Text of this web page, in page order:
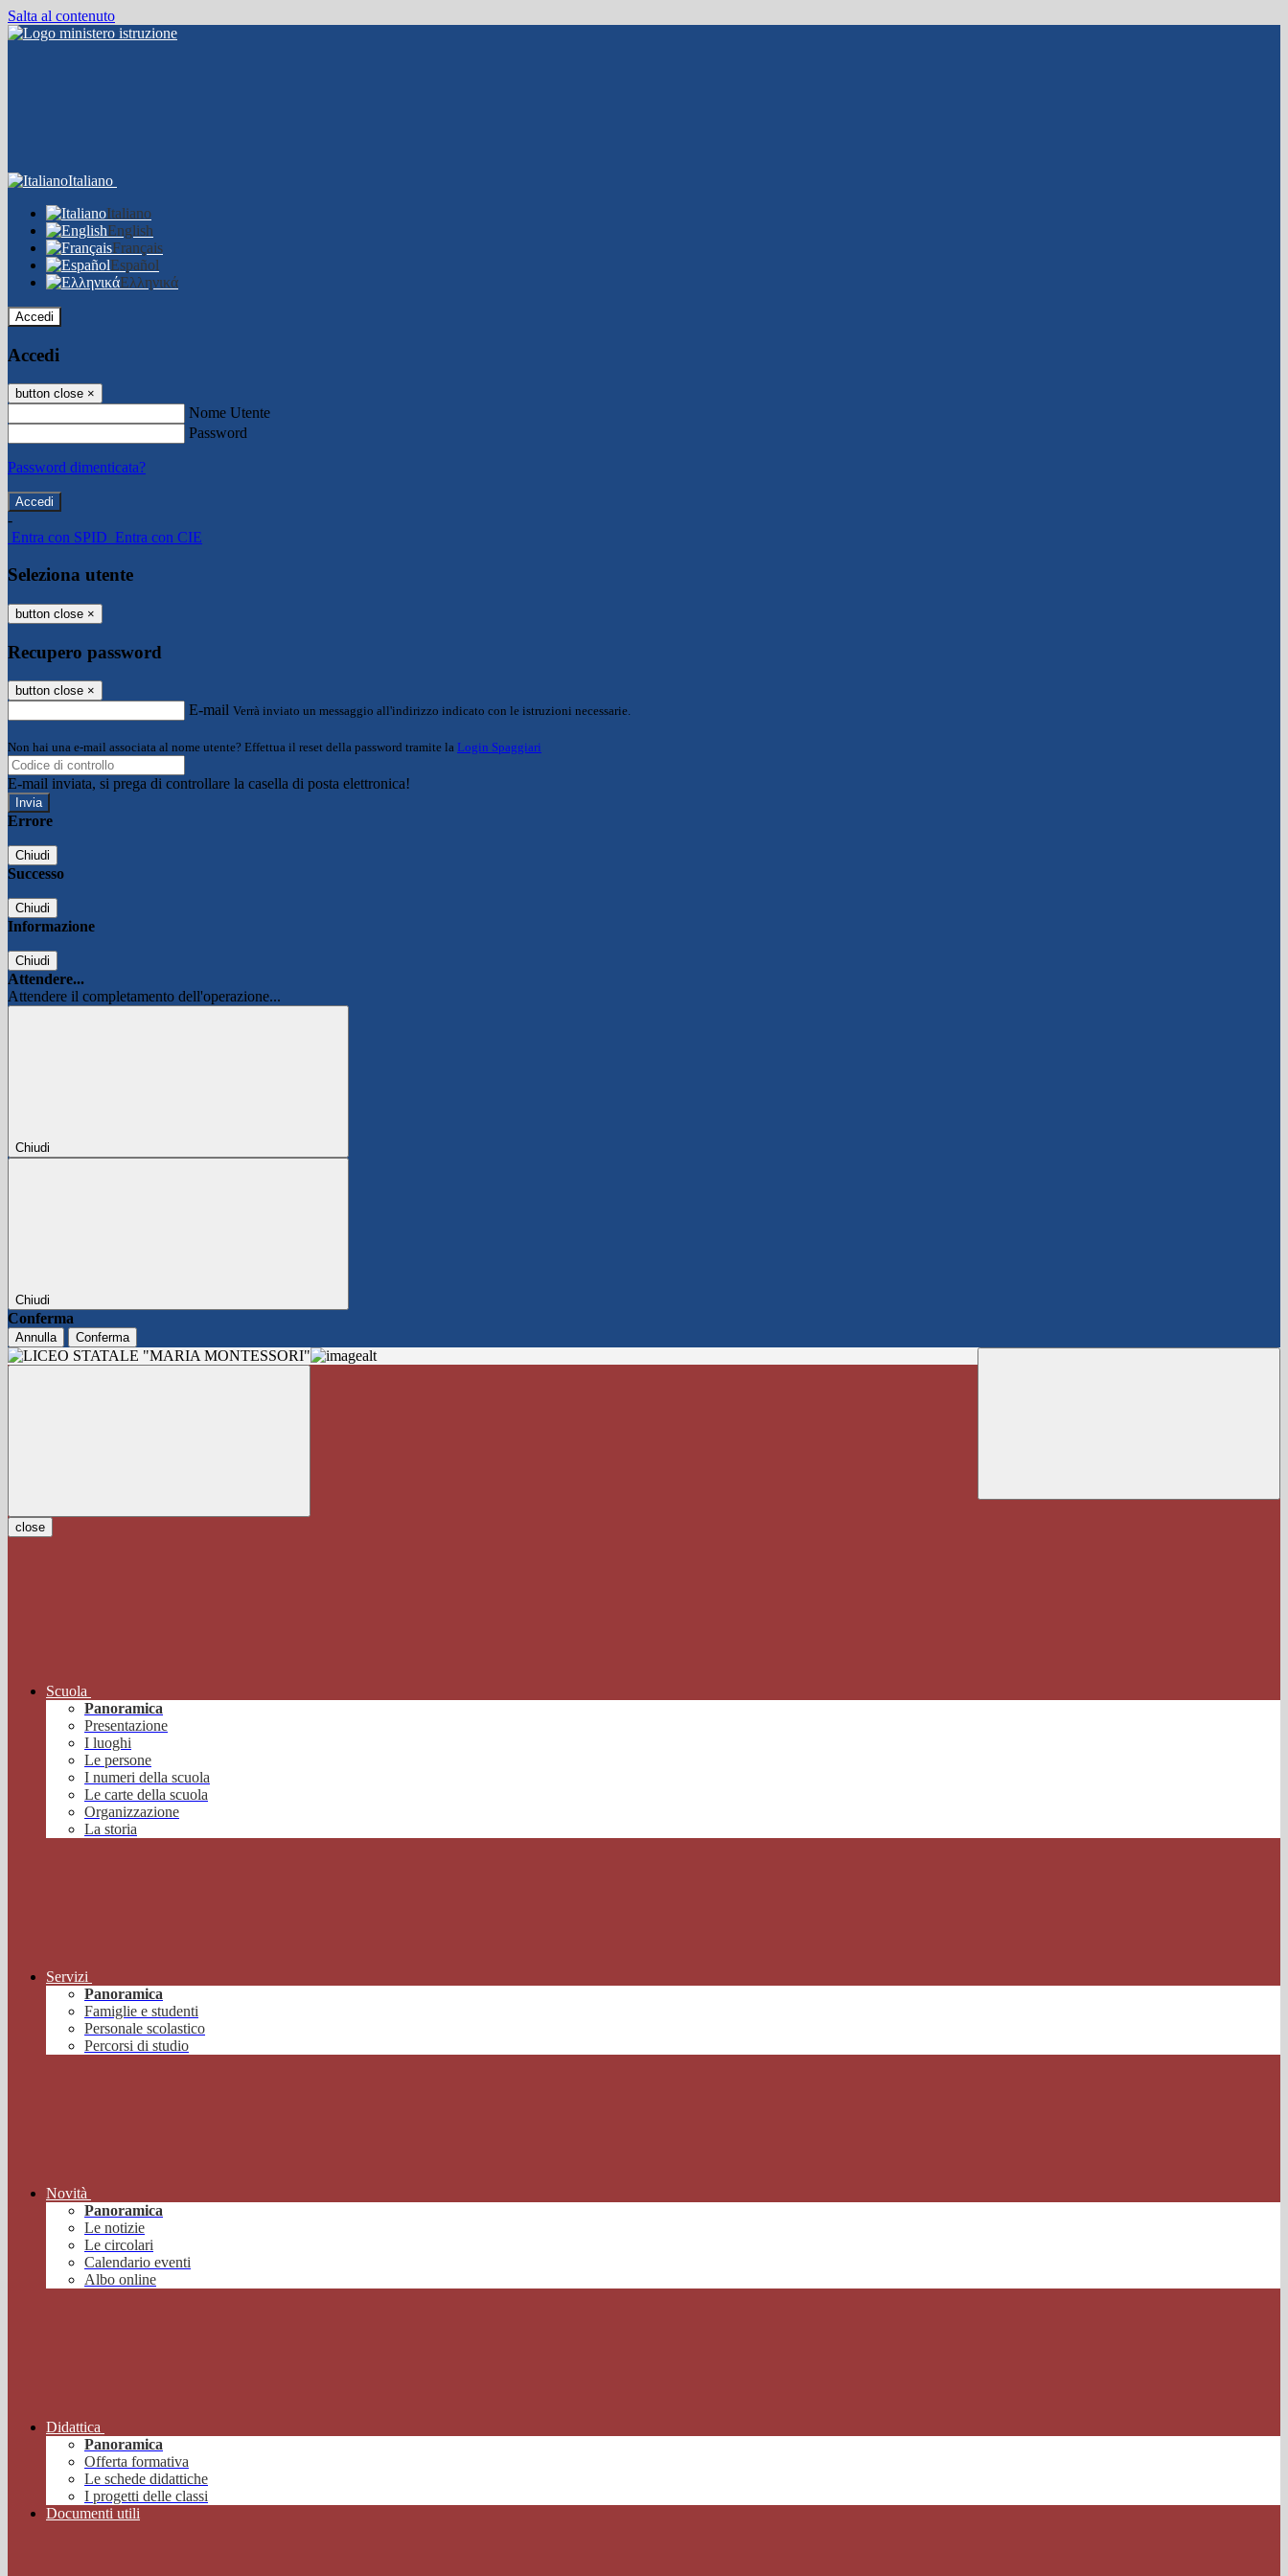
Salta al contenuto
Italiano
Italiano
English
Français
Español
Ελληνικά
Accedi
Accedi
button close ×
Nome Utente
Password
Password dimenticata?
-
Entra con SPID Entra con CIE
Seleziona utente
button close ×
Recupero password
button close ×
E-mail Verrà inviato un messaggio all'indirizzo indicato con le istruzioni necessarie.
Non hai una e-mail associata al nome utente? Effettua il reset della password tramite la Login Spaggiari
E-mail inviata, si prega di controllare la casella di posta elettronica!
Errore
Chiudi
Successo
Chiudi
Informazione
Chiudi
Attendere...
Attendere il completamento dell'operazione...
Chiudi
Chiudi
Conferma
Annulla Conferma
close
Scuola
Panoramica
Presentazione
I luoghi
Le persone
I numeri della scuola
Le carte della scuola
Organizzazione
La storia
Servizi
Panoramica
Famiglie e studenti
Personale scolastico
Percorsi di studio
Novità
Panoramica
Le notizie
Le circolari
Calendario eventi
Albo online
Didattica
Panoramica
Offerta formativa
Le schede didattiche
I progetti delle classi
Documenti utili